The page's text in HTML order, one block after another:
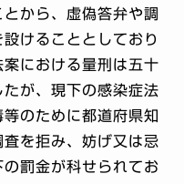
から、虚偽答弁や調
けることとしており
における量刑は五十
が、現下の感染症法
のために都道府県知
を拒み、妨げ又は忌
罰金が科せられてお